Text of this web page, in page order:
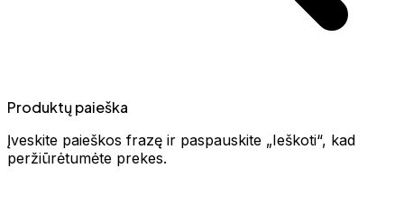
Produktų paieška
Įveskite paieškos frazę ir paspauskite „Ieškoti“, kad
peržiūrėtumėte prekes.